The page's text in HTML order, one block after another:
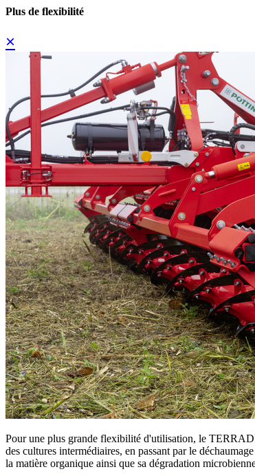
Plus de flexibilité
×
Pour une plus grande flexibilité d'utilisation, le
des cultures intermédiaires, en passant par le
la matière organique ainsi que sa dégradation